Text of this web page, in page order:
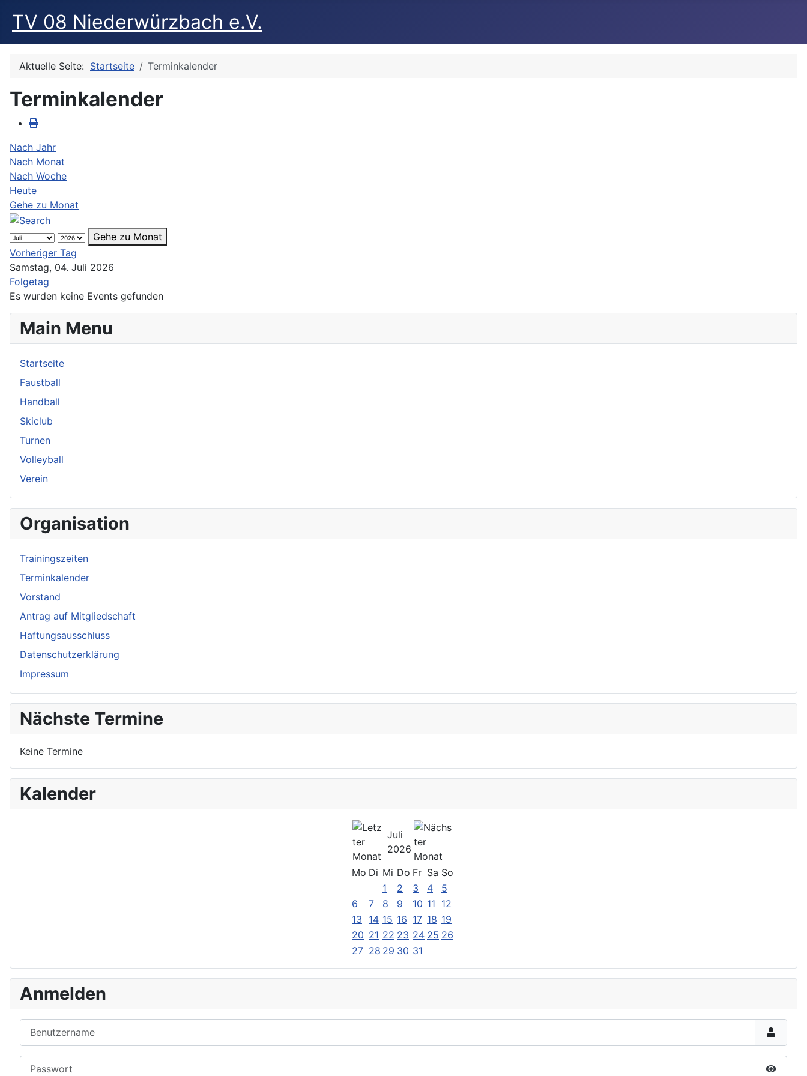
TV 08 Niederwürzbach e.V.
Aktuelle Seite: Startseite Terminkalender
Terminkalender
Nach Jahr
Nach Monat
Nach Woche
Heute
Gehe zu Monat
Gehe zu Monat
Vorheriger Tag
Samstag, 04. Juli 2026
Folgetag
Es wurden keine Events gefunden
Main Menu
Startseite
Faustball
Handball
Skiclub
Turnen
Volleyball
Verein
Organisation
Trainingszeiten
Terminkalender
Vorstand
Antrag auf Mitgliedschaft
Haftungsausschluss
Datenschutzerklärung
Impressum
Nächste Termine
Keine Termine
Kalender
Juli
2026
Mo Di Mi Do Fr Sa So
1
2 3 4
5
6
7 8 9 10 11 12
13
14 15 16 17 18 19
20 21 22 23 24 25 26
27 28 29 30 31
Anmelden